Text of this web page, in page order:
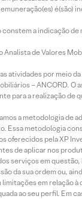
é(são)
a indicação de
de Valores
atividades por meio da
– ANCORD. O
para a realização de
a metodologia de
Essa metodologia
oferecidos pela XP
de aplicar nos
serviços em
da sua ordem ou,
em relação
ao seu perfil. Em